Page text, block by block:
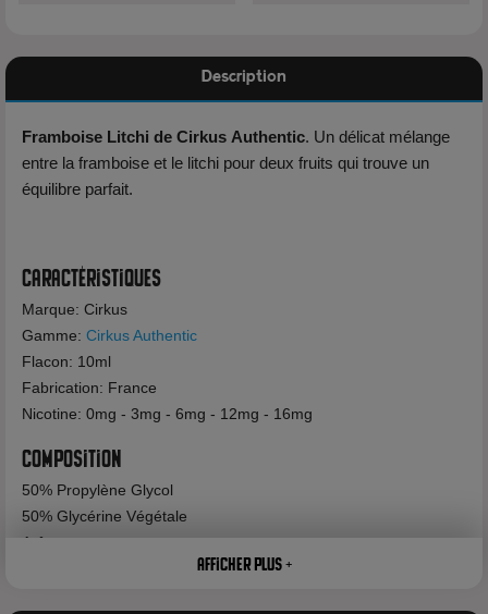
Description
Framboise Litchi de Cirkus Authentic. Un délicat mélange
entre la framboise et le litchi pour deux fruits qui trouve un
équilibre parfait.
Caractéristiques
Marque: Cirkus
Gamme: Cirkus Authentic
Flacon: 10ml
Fabrication: France
Nicotine: 0mg - 3mg - 6mg - 12mg - 16mg
Composition
50% Propylène Glycol
50% Glycérine Végétale
Arôme
Afficher plus +